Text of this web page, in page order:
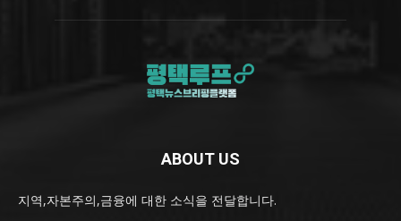
ABOUT US
지역,자본주의,금융에 대한 소식을 전달합니다.